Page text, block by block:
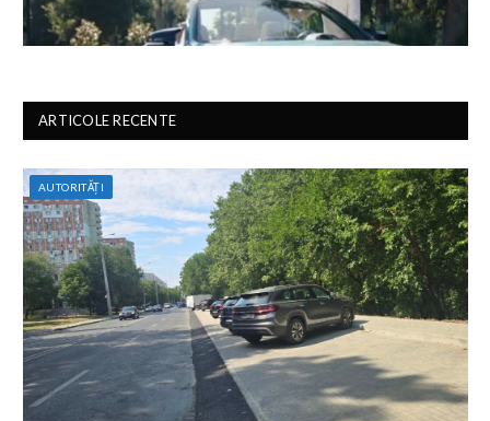
ARTICOLE RECENTE
AUTORITĂȚI